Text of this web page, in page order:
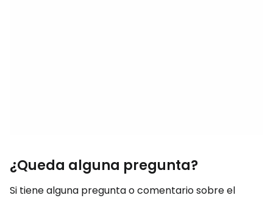
¿Queda alguna pregunta?
Si tiene alguna pregunta o comentario sobre el